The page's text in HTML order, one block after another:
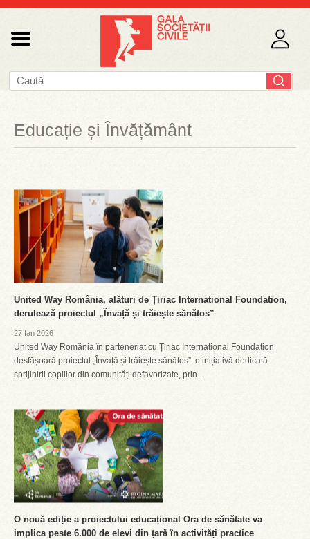
Educație și Învățământ
United Way România, alături de Țiriac International Foundation,
derulează proiectul „Învață și trăiește sănătos”
27 Ian 2026
United Way România în parteneriat cu Țiriac International Foundation
desfășoară proiectul „Învață și trăiește sănătos”, o inițiativă dedicată
sprijinirii copiilor din comunități defavorizate, prin...
O nouă ediție a proiectului educațional Ora de sănătate va
implica peste 6.000 de elevi din țară în activități practice